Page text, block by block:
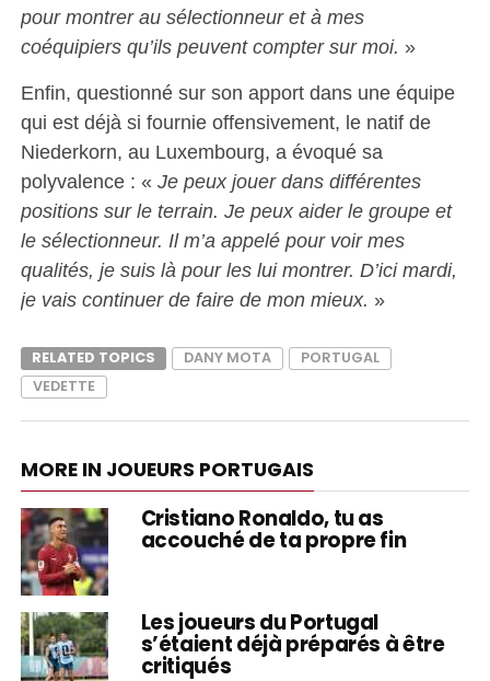
pour montrer au sélectionneur et à mes
coéquipiers qu’ils peuvent compter sur moi. »
Enfin, questionné sur son apport dans une équipe
qui est déjà si fournie offensivement, le natif de
Niederkorn, au Luxembourg, a évoqué sa
polyvalence : « Je peux jouer dans différentes
positions sur le terrain. Je peux aider le groupe et
le sélectionneur. Il m’a appelé pour voir mes
qualités, je suis là pour les lui montrer. D’ici mardi,
je vais continuer de faire de mon mieux. »
RELATED TOPICS DANY MOTA
PORTUGAL
VEDETTE
MORE IN JOUEURS PORTUGAIS
Cristiano Ronaldo, tu as
accouché de ta propre fin
Les joueurs du Portugal
s’étaient déjà préparés à être
critiqués